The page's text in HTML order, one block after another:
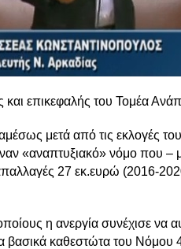
επικεφαλής του Τομέα
μετά από τις εκλογές
«αναπτυξιακό» νόμο που –
27 εκ.ευρώ (2016-
η ανεργία συνέχισε να
βασικά καθεστώτα του